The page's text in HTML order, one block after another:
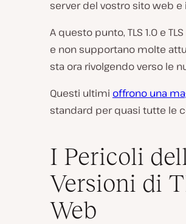
server del vostro sito web e
A questo punto, TLS 1.0 e TLS
e non supportano molte
sta ora rivolgendo verso le
Questi ultimi offrono una
standard per quasi tutte le
I Pericoli
Versioni di
Web